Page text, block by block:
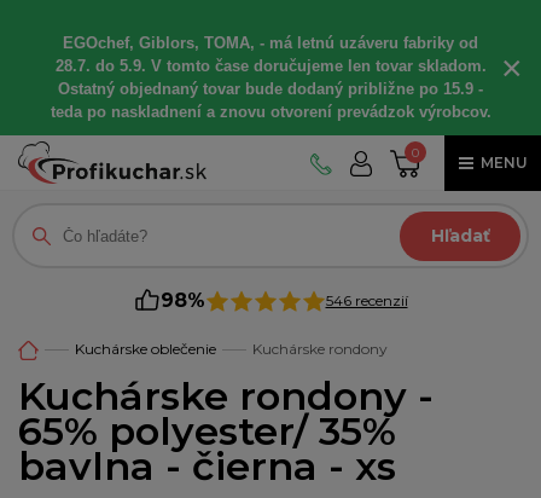
EGOchef, Giblors, TOMA, - má letnú uzáveru fabriky od
28.7. do 5.9. V tomto čase doručujeme len tovar skladom.
Ostatný objednaný tovar bude dodaný približne po 15.9 -
teda po naskladnení a znovu otvorení prevádzok výrobcov.
×
0
MENU
Hľadať
98% 546 recenzií
Kuchárske oblečenie Kuchárske rondony
Kuchárske rondony -
65% polyester/ 35%
bavlna - čierna - xs